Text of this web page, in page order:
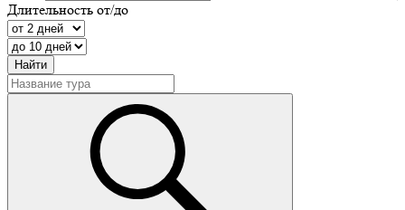
Длительность от/до